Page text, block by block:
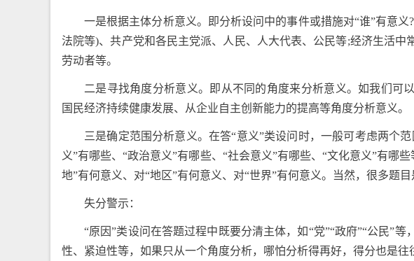
一是根据主体分析意义。即分析设问中的事件或措施对“谁”有意义
法院等)、共产党和各民主党派、人民、人大代表、公民等;经济生活中
劳动者等。
二是寻找角度分析意义。即从不同的角度来分析意义。如我们可
国民经济持续健康发展、从企业自主创新能力的提高等角度分析意义。
三是确定范围分析意义。在答“意义”类设问时，一般可考虑两个
义”有哪些、“政治意义”有哪些、“社会意义”有哪些、“文化意义”有哪
地”有何意义、对“地区”有何意义、对“世界”有何意义。当然，很多题
失分警示：
“原因”类设问在答题过程中既要分清主体，如“党”“政府”“公民”
性、紧迫性等，如果只从一个角度分析，哪怕分析得再好，得分也是往